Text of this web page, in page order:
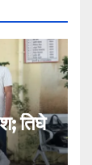
तिघे